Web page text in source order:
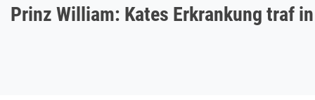
Prinz William: Kates Erkrankung traf